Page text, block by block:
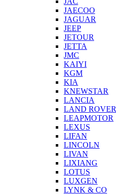
JAECOO
JAGUAR
JEEP
JETOUR
JETTA
JMC
KAIYI
KGM
KIA
KNEWSTAR
LANCIA
LAND ROVER
LEAPMOTOR
LEXUS
LIFAN
LINCOLN
LIVAN
LIXIANG
LOTUS
LUXGEN
LYNK & CO